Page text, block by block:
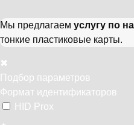
Мы предлагаем услугу по
тонкие пластиковые карты.
✖
Подбор параметров
Формат идентификаторов
HID Prox